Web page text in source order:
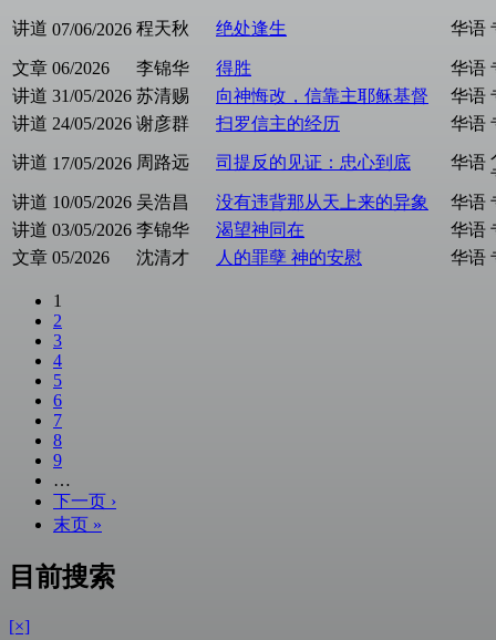
讲道 07/06/2026 程天秋 绝处逢生 华语
文章 06/2026 李锦华 得胜 华语
讲道 31/05/2026 苏清赐 向神悔改，信靠主耶稣基督 华语
讲道 24/05/2026 谢彦群 扫罗信主的经历 华语
讲道 17/05/2026 周路远 司提反的见证：忠心到底 华语
讲道 10/05/2026 吴浩昌 没有违背那从天上来的异象 华语
讲道 03/05/2026 李锦华 渴望神同在 华语
文章 05/2026 沈清才 人的罪孽 神的安慰 华语
1
2
3
4
5
6
7
8
9
…
下一页 ›
末页 »
目前搜索
[×]